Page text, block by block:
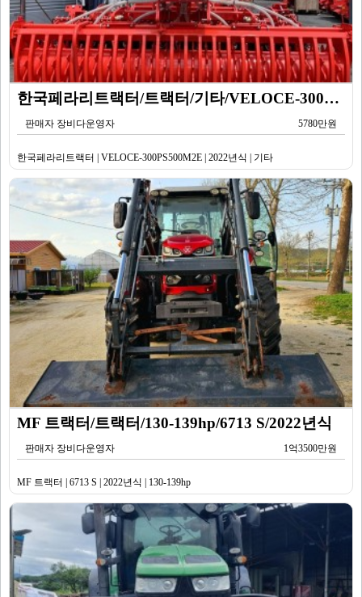
한국페라리트랙터/트랙터/기타/VELOCE-300PS500M2E/2022년식
판매자 장비다운영자 5780만원
한국페라리트랙터 | VELOCE-300PS500M2E | 2022년식 | 기타
MF 트랙터/트랙터/130-139hp/6713 S/2022년식
판매자 장비다운영자 1억3500만원
MF 트랙터 | 6713 S | 2022년식 | 130-139hp